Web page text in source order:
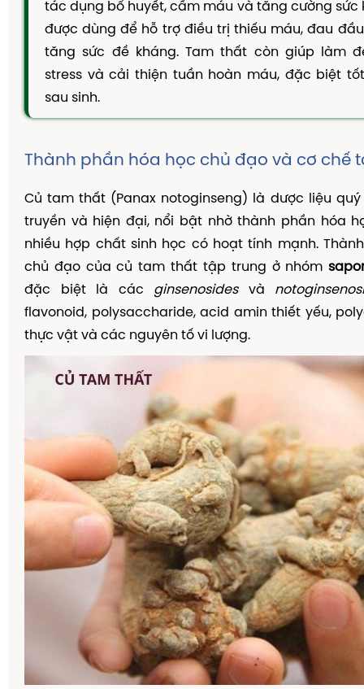
TAM THẤT MẬT ONG
CAO DÂY THÌA CANH
DẦU GỘI THẢO DƯỢC
KIẾN THỨC
Kiến Thức Về Ho
Kiến Thức Về Dạ Dày
Kiến Thức Về Hà Thủ Ô
Kiến Thức Về Tam Thất
Kiến Thức Về Tiểu Đường
Kiến Thức Về Dầu Gội Thảo Dược
Kiến Thức Về Máy Lọc Không Khí
Nấm Lưỡi
tác dụng bổ huyết, cầm máu và tăng cường sức
được dùng để hỗ trợ điều trị thiếu máu, đau
tăng sức đề kháng. Tam thất còn giúp làm
stress và cải thiện tuần hoàn máu, đặc biệt
sau sinh.
Thành phần hóa học chủ đạo và cơ chế
Củ tam thất (Panax notoginseng) là dược liệu
truyền và hiện đại, nổi bật nhờ thành phần hóa
nhiều hợp chất sinh học có hoạt tính mạnh.
chủ đạo của củ tam thất tập trung ở nhóm
đặc biệt là các ginsenosidesvà
flavonoid, polysaccharide, acid amin thiết yếu,
thực vật và các nguyên tố vi lượng.